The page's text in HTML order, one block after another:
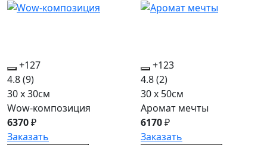
+127
4.8(9)
30 x 30см
Wow-композиция
6370₽
Заказать
+123
4.8(2)
30 x 50см
Аромат мечты
6170₽
Заказать